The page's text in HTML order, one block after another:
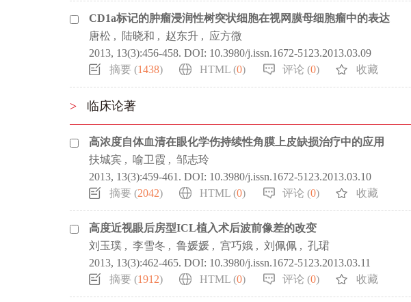
CD1a标记的肿瘤浸润性树突状细胞在视网膜母细胞瘤中的表达
唐松 , 陆晓和 , 赵东升 , 应方微
2013, 13(3):456-458. DOI: 10.3980/j.issn.1672-5123.2013.03.09
摘要 (1438) HTML (0) 评论 (0) 收藏
> 临床论著
高浓度自体血清在眼化学伤持续性角膜上皮缺损治疗中的应用
扶城宾 , 喻卫霞 , 邹志玲
2013, 13(3):459-461. DOI: 10.3980/j.issn.1672-5123.2013.03.10
摘要 (2042) HTML (0) 评论 (0) 收藏
高度近视眼后房型ICL植入术后波前像差的改变
刘玉璞 , 李雪冬 , 鲁媛媛 , 宫巧娥 , 刘佩佩 , 孔珺
2013, 13(3):462-465. DOI: 10.3980/j.issn.1672-5123.2013.03.11
摘要 (1912) HTML (0) 评论 (0) 收藏